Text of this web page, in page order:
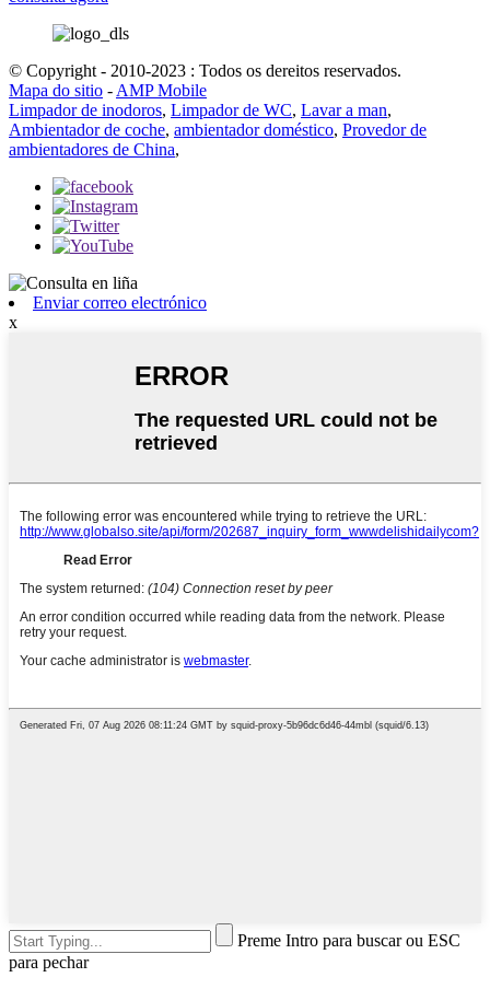
© Copyright - 2010-2023 : Todos os dereitos reservados.
Mapa do sitio - AMP Mobile
Limpador de inodoros, Limpador de WC, Lavar a man,
Ambientador de coche, ambientador doméstico, Provedor de
ambientadores de China,
Enviar correo electrónico
x
Preme Intro para buscar ou ESC
para pechar